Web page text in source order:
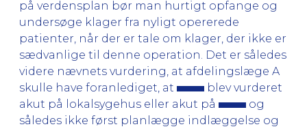
på verdensplan bør man hurtigt opfange og
undersøge klager fra nyligt opererede
patienter, når der er tale om klager, der ikke er
sædvanlige til denne operation. Det er således
videre nævnets vurdering, at afdelingslæge A
skulle have foranlediget, at
blev vurderet
akut på lokalsygehus eller akut på
og
således ikke først planlægge indlæggelse og